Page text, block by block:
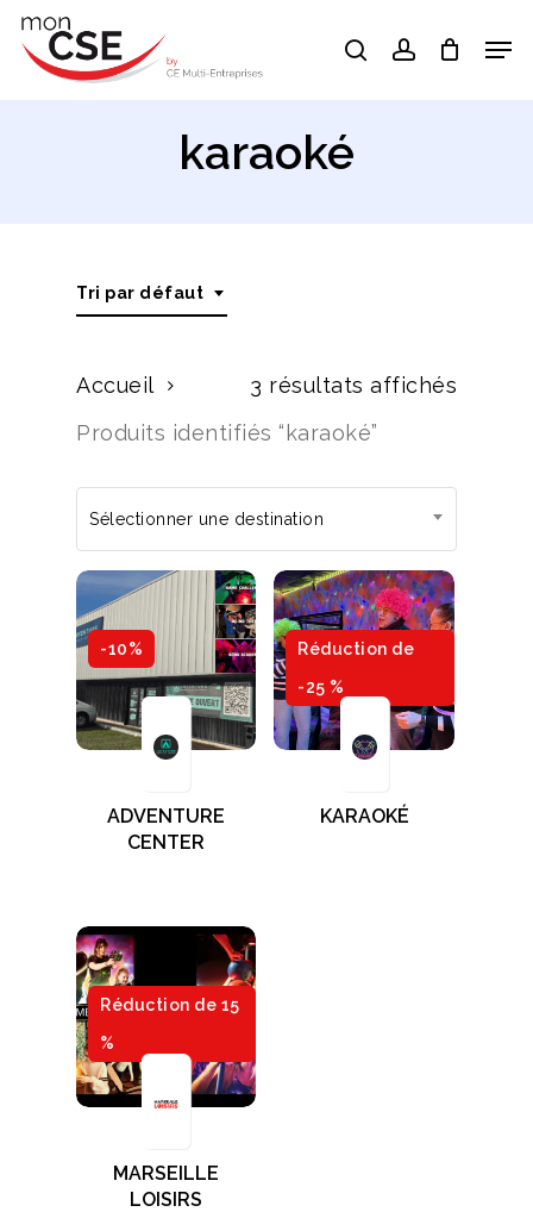
Skip
searchaccount
karaoké
Tri par défaut
3 résultats affichés
Accueil
Produits identifiés “karaoké”
Sélectionner une destination
-10%
ADVENTURE
CENTER
Réduction de
-25 %
KARAOKÉ
Réduction de 15
%
MARSEILLE
LOISIRS